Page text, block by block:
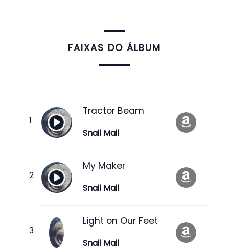
FAIXAS DO ÁLBUM
Tractor Beam
Snail Mail
My Maker
Snail Mail
Light on Our Feet
Snail Mail